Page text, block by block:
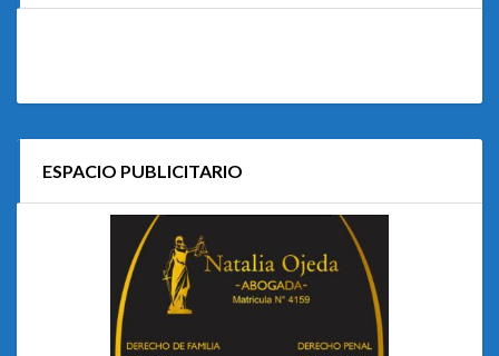
ESPACIO PUBLICITARIO